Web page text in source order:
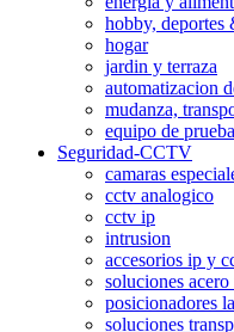
hobby, deportes
hogar
jardin y terraza
automatizacion
mudanza,
equipo de
Seguridad-CCTV
camaras
cctv analogico
cctv ip
intrusion
accesorios ip y
soluciones
posicionadores
soluciones